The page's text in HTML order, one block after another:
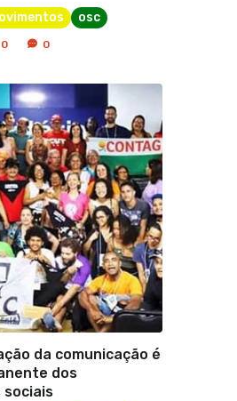
osc
0 0
da comunicação é
dos
sociais